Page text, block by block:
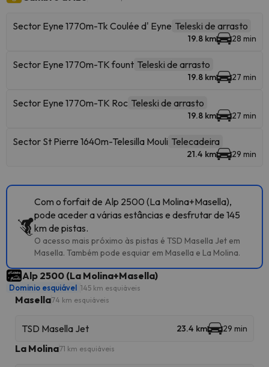
Sector Eyne 1770m-Tk Coulée d' Eyne Teleski de arrasto
19.8 km 28 min
Sector Eyne 1770m-TK fount Teleski de arrasto
19.8 km 27 min
Sector Eyne 1770m-TK Roc Teleski de arrasto
19.8 km 27 min
Sector St Pierre 1640m-Telesilla Mouli Telecadeira
21.4 km 29 min
Com o forfait de Alp 2500 (La Molina+Masella),
pode aceder a várias estâncias e desfrutar de 145
km de pistas.
O acesso mais próximo às pistas é TSD Masella Jet em
Masella. Também pode esquiar em Masella e La Molina.
Alp 2500 (La Molina+Masella)
Dominio esquiável 145 km esquiáveis
Masella74 km esquiáveis
TSD Masella Jet 23.4 km 29 min
La Molina71 km esquiáveis